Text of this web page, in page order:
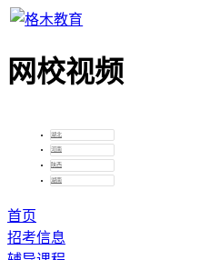
网校视频
湖北
河南
陕西
湖南
首页
招考信息